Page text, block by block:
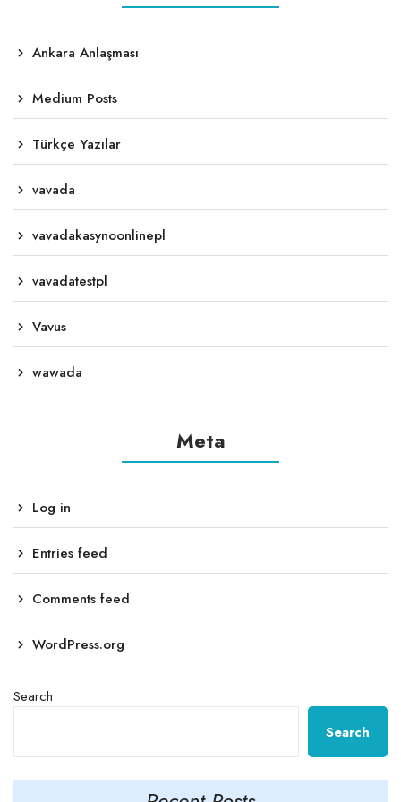
Ankara Anlaşması
Medium Posts
Türkçe Yazılar
vavada
vavadakasynoonlinepl
vavadatestpl
Vavus
wawada
Meta
Log in
Entries feed
Comments feed
WordPress.org
Search
Search